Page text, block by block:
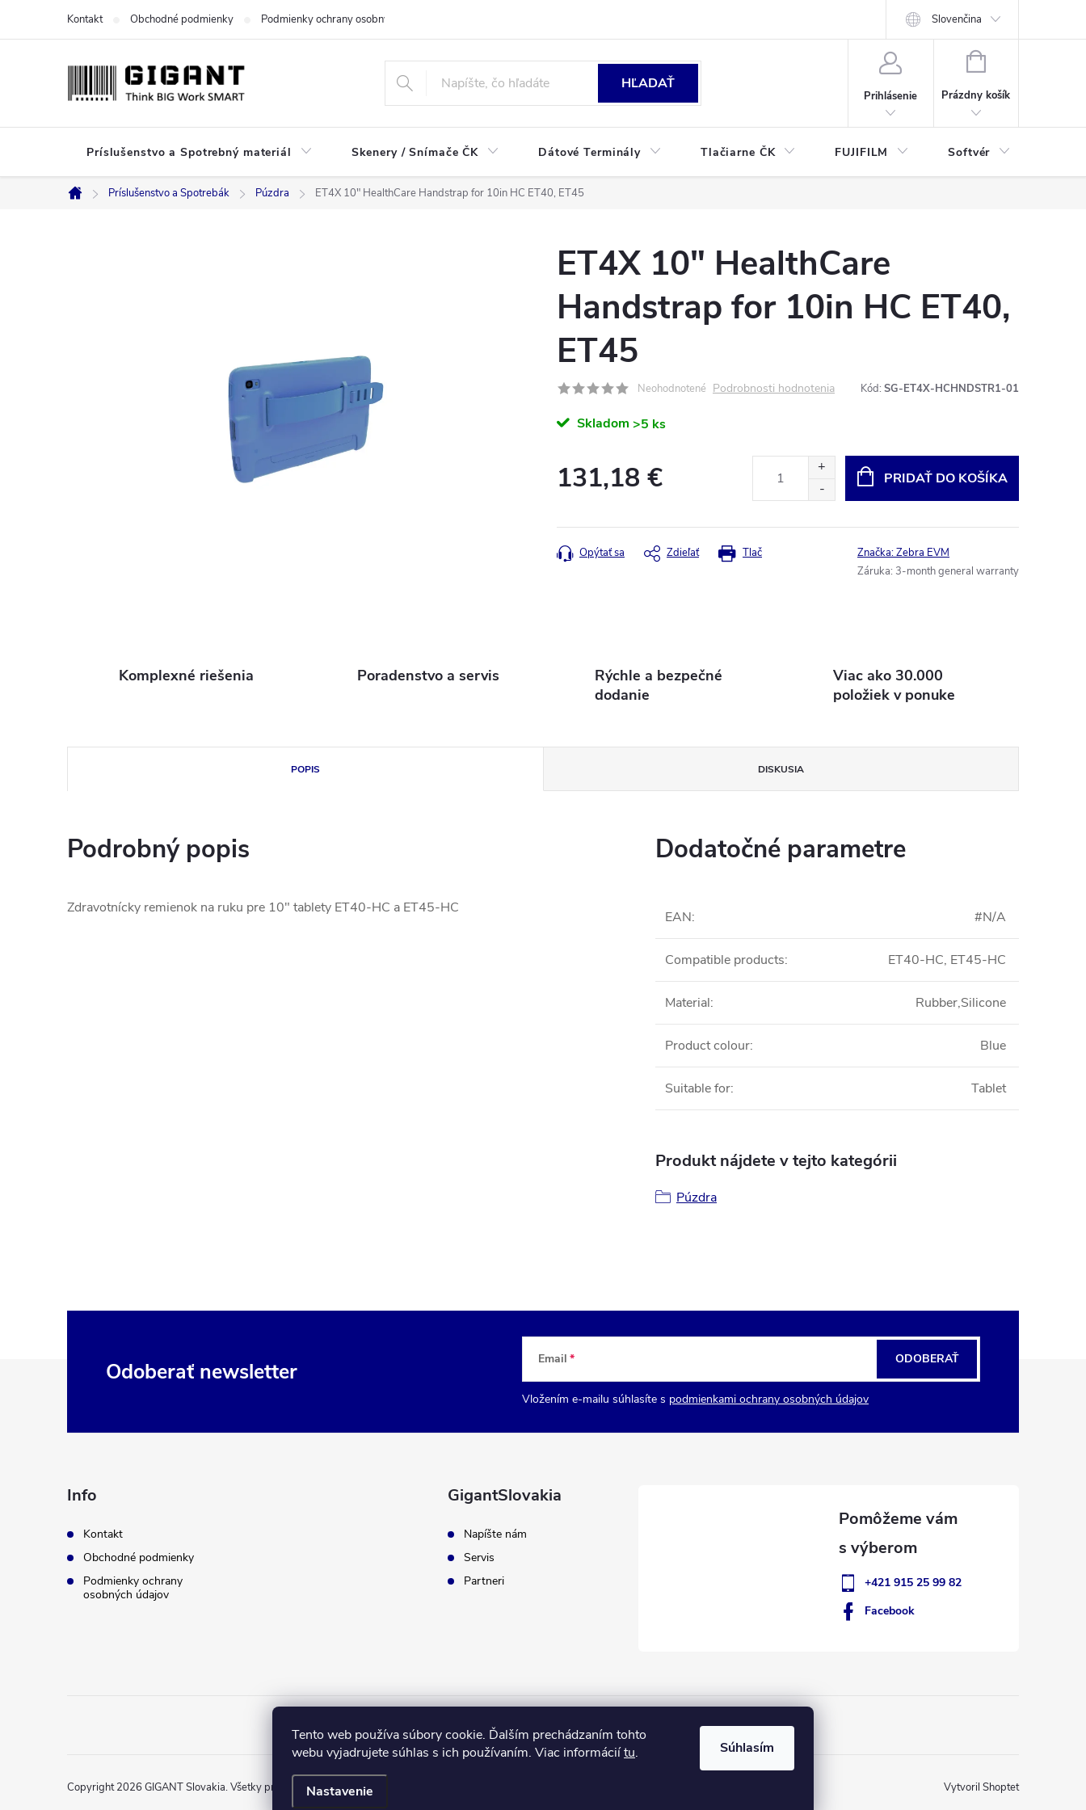
Tento web používa súbory cookie. Ďalším prechádzaním tohto
webu vyjadrujete súhlas s ich používaním. Viac informáciítu.
Nastavenie
Súhlasím
Kontakt Obchodné podmienky Podmienky ochrany osobných údajov Slovenčina
HĽADAŤ
Prihlásenie
NÁKUPNÝ
Prázdny košík
Príslušenstvo a Spotrebný materiál Skenery / Snímače ČK Dátové Terminály Tlačiarne ČK FUJIFILM Softvér
Domov
Príslušenstvo a Spotrebák Púzdra ET4X 10" HealthCare Handstrap for 10in HC ET40, ET45
ET4X 10" HealthCare
Handstrap for 10in HC ET40,
ET45
Neohodnotené Podrobnosti hodnotenia Kód: SG-ET4X-HCHNDSTR1-01
Skladom >5 ks
131,18 € PRIDAŤ DO KOŠÍKA
Tlač
Opýtať sa Zdieľať Značka:Zebra EVM
Záruka: 3-month general warranty
Komplexné riešenia Poradenstvo a servis
Rýchle a bezpečné
dodanie
Viac ako 30.000
položiek v ponuke
POPIS DISKUSIA
Podrobný popis
Zdravotnícky remienok na ruku pre 10" tablety ET40-HC a ET45-HC
Dodatočné parametre
EAN: #N/A
Compatible products: ET40-HC, ET45-HC
Material: Rubber,Silicone
Product colour: Blue
Suitable for: Tablet
Produkt nájdete v tejto kategórii
Púzdra
Odoberať newsletter Email
Vložením e-mailu súhlasíte s podmienkami ochrany osobných údajov
ODOBERAŤ
Info
Kontakt
Obchodné podmienky
Podmienky ochrany
osobných údajov
GigantSlovakia
Napíšte nám
Servis
Partneri
+421 915 25 99 82
Facebook
GooglePay MasterCard
Vytvoril Shoptet
Copyright 2026 GIGANT Slovakia. Všetky práva vyhradené.